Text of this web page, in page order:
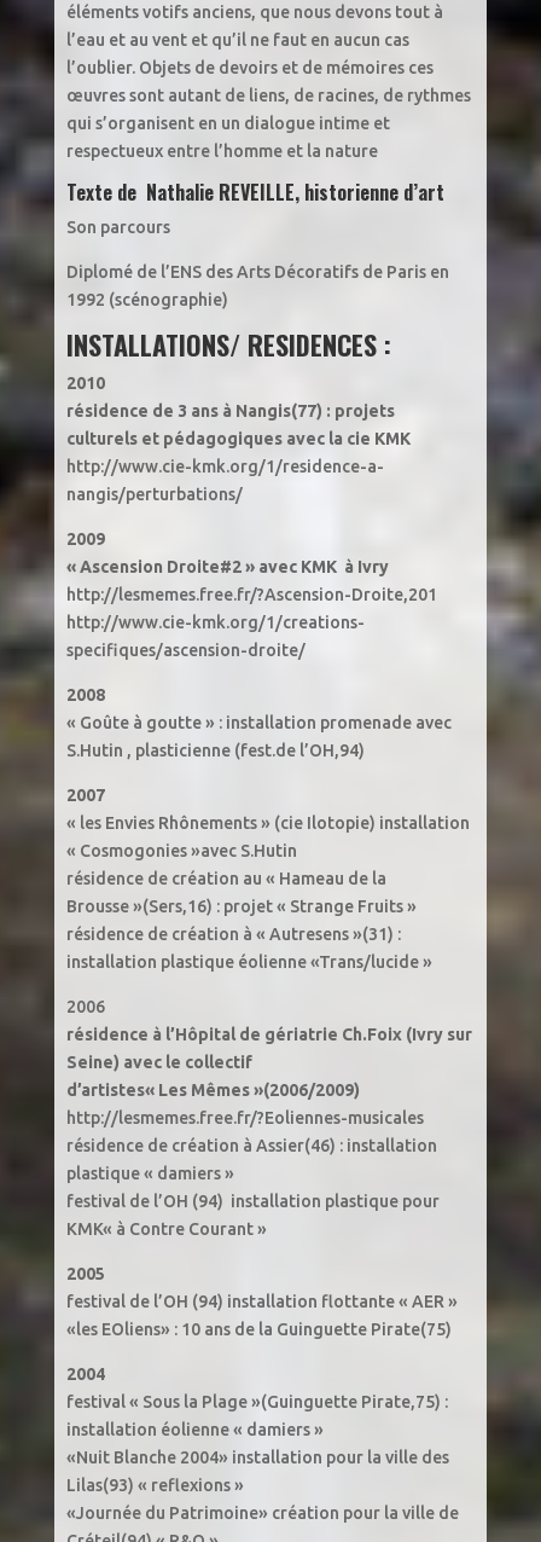
éléments votifs anciens, que nous devons tout à
l’eau et au vent et qu’il ne faut en aucun cas
l’oublier. Objets de devoirs et de mémoires ces
œuvres sont autant de liens, de racines, de rythmes
qui s’organisent en un dialogue intime et
respectueux entre l’homme et la nature
Texte de Nathalie REVEILLE, historienne d’art
Son parcours
Diplomé de l’ENS des Arts Décoratifs de Paris en
1992 (scénographie)
INSTALLATIONS/ RESIDENCES :
2010
résidence de 3 ans à Nangis(77) : projets
culturels et pédagogiques avec la cie KMK
http://www.cie-kmk.org/1/residence-a-
nangis/perturbations/
2009
« Ascension Droite#2 » avec KMK à Ivry
http://lesmemes.free.fr/?Ascension-Droite,201
http://www.cie-kmk.org/1/creations-
specifiques/ascension-droite/
2008
« Goûte à goutte » : installation promenade avec
S.Hutin , plasticienne (fest.de l’OH,94)
2007
« les Envies Rhônements » (cie Ilotopie) installation
« Cosmogonies »avec S.Hutin
résidence de création au « Hameau de la
Brousse »(Sers,16) : projet « Strange Fruits »
résidence de création à « Autresens »(31) :
installation plastique éolienne «Trans/lucide »
2006
résidence à l’Hôpital de gériatrie Ch.Foix (Ivry sur
Seine) avec le collectif
d’artistes« Les Mêmes »(2006/2009)
http://lesmemes.free.fr/?Eoliennes-musicales
résidence de création à Assier(46) : installation
plastique « damiers »
festival de l’OH (94) installation plastique pour
KMK« à Contre Courant »
2005
festival de l’OH (94) installation flottante « AER »
«les EOliens» : 10 ans de la Guinguette Pirate(75)
2004
festival « Sous la Plage »(Guinguette Pirate,75) :
installation éolienne « damiers »
«Nuit Blanche 2004» installation pour la ville des
Lilas(93) « reflexions »
«Journée du Patrimoine» création pour la ville de